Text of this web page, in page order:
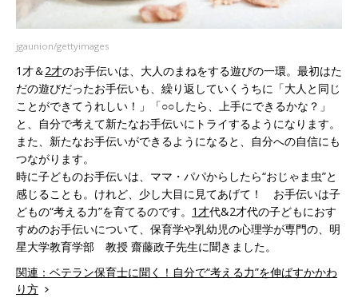
jgaunion/gettyimages
1才＆ 2才のお手伝いは、大人のまねをする遊びの一環。最初はた
だの遊びだったお手伝いも、繰り返していくうちに「大人と同じ
ことができてうれしい！」「○○したら、上手にできるかな？」
と、自分で考えて新たなお手伝いにトライするようになります。
また、新たなお手伝いができるようになると、自分への自信にも
つながります。
時に子どものお手伝いは、ママ・パパからしたら“おじゃま虫”と
感じることも。けれど、少し大目に見てあげて！ お手伝いは子
どもの“考える力”を育てるのです。 1才代&2才代の子どもにおす
すめのお手伝いについて、保育学や乳幼児の心理学が専門の、明
星大学教育学部 教授 齋藤政子先生に聞きました。
関連：ベテラン保育士に聞く！自分で“考える力”を伸ばすかかわ
り方